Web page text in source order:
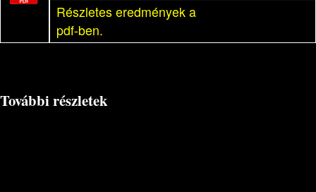
Részletes eredmények a
pdf-ben.
További részletek